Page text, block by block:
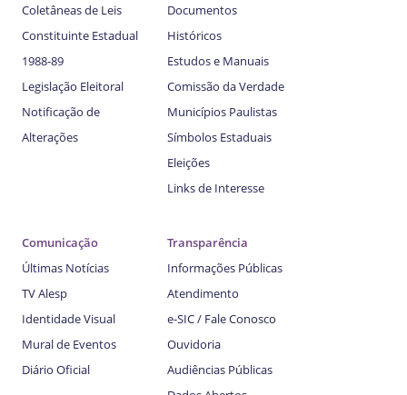
Coletâneas de Leis
Constituinte Estadual
1988-89
Legislação Eleitoral
Notificação de
Alterações
Documentos
Históricos
Estudos e Manuais
Comissão da Verdade
Municípios Paulistas
Símbolos Estaduais
Eleições
Links de Interesse
Comunicação
Últimas Notícias
TV Alesp
Identidade Visual
Mural de Eventos
Diário Oficial
Transparência
Informações Públicas
Atendimento
e-SIC / Fale Conosco
Ouvidoria
Audiências Públicas